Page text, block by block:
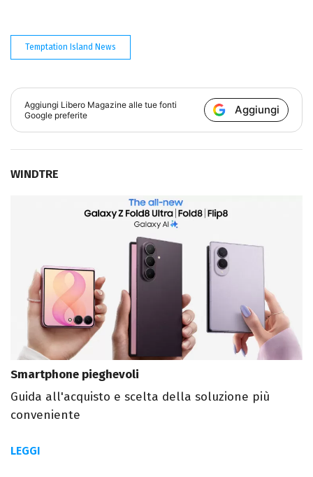
Temptation Island News
Aggiungi Libero Magazine alle tue fonti
Google preferite
Aggiungi
WINDTRE
Smartphone pieghevoli
Guida all'acquisto e scelta della soluzione più
conveniente
LEGGI